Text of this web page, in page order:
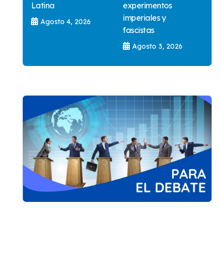
Latina
Agosto 4, 2026
experimentos
imperiales y
fascistas
Agosto 3, 2026